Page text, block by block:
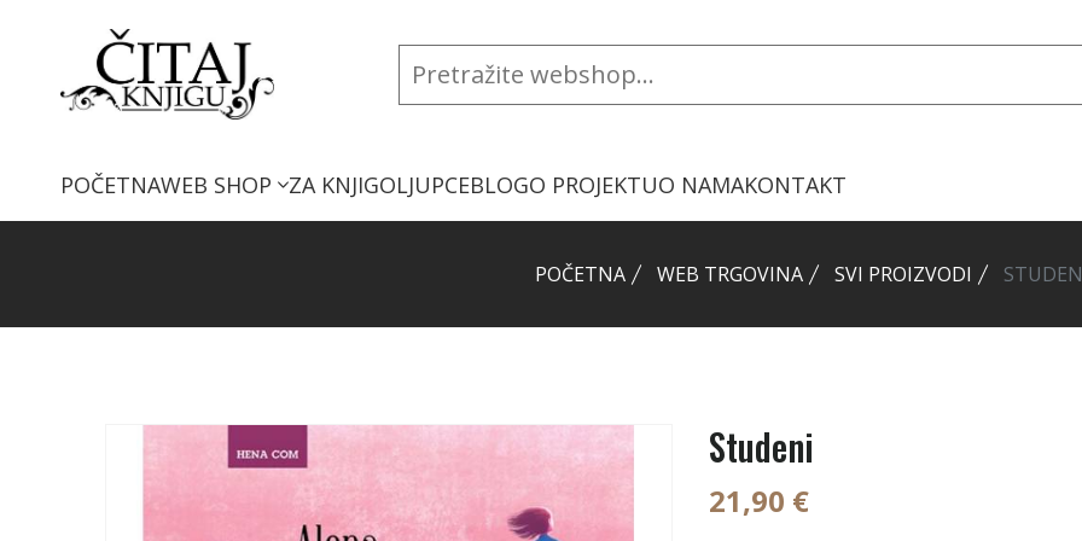
POČETNAWEB SHOP ZA KNJIGOLJUPCEBLOGO PROJEKTUO NAMAKONTAKT
POČETNA WEB TRGOVINA SVI PROIZVODI
Studeni
21,90 €